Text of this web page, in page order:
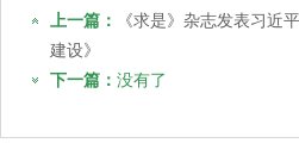
上一篇：
《求是》杂志发表习近
建设》
下一篇： 没有了